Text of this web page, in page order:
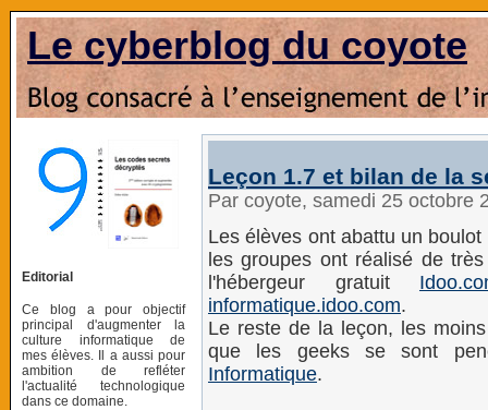
Le cyberblog du coyote
Editorial
Ce blog a pour objectif
principal d'augmenter la
culture informatique de
mes élèves. Il a aussi pour
ambition de refléter
l'actualité technologique
dans ce domaine.
Leçon 1.7 et bilan de la
Par coyote, samedi 25 octobre
Les élèves ont abattu un
les groupes ont réalisé de
l'hébergeur gratuit
informatique.idoo.com.
Le reste de la leçon, les
que les geeks se sont
Informatique.